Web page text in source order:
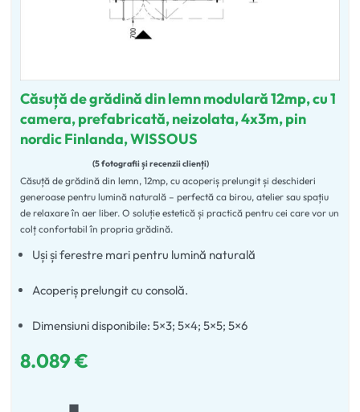
Căsuță de grădină din lemn modulară 12mp, cu 1
camera, prefabricată, neizolata, 4x3m, pin
nordic Finlanda, WISSOUS
Evaluat la4.80din 5
5 fotografii și recenzii clienți
Căsuță de grădină din lemn, 12mp, cu acoperiș prelungit și deschideri
generoase pentru lumină naturală – perfectă ca birou, atelier sau spațiu
de relaxare în aer liber. O soluție estetică și practică pentru cei care vor un
colț confortabil în propria grădină.
Uși și ferestre mari pentru lumină naturală
Acoperiș prelungit cu consolă.
Dimensiuni disponibile: 5×3; 5×4; 5×5; 5×6
8.089€